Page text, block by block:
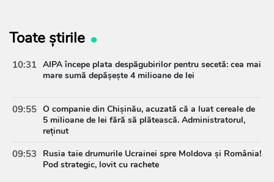
Toate știrile
10:31 AIPA începe plata despăgubirilor pentru secetă: cea mai
mare sumă depășește 4 milioane de lei
09:55 O companie din Chișinău, acuzată că a luat cereale de
5 milioane de lei fără să plătească. Administratorul,
reținut
09:53
Rusia taie drumurile Ucrainei spre Moldova și România!
Pod strategic, lovit cu rachete